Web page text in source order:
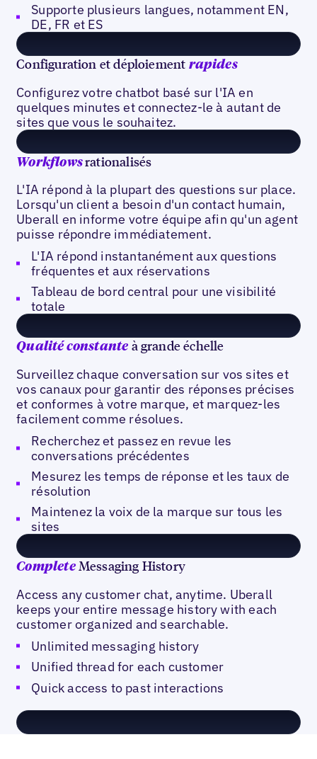
Supporte plusieurs langues, notamment EN,
DE, FR et ES
Configuration et déploiement rapides
Configurez votre chatbot basé sur l'IA en
quelques minutes et connectez-le à autant de
sites que vous le souhaitez.
Workflowsrationalisés
L'IA répond à la plupart des questions sur place.
Lorsqu'un client a besoin d'un contact humain,
Uberall en informe votre équipe afin qu'un agent
puisse répondre immédiatement.
L'IA répond instantanément aux questions
fréquentes et aux réservations
Tableau de bord central pour une visibilité
totale
Qualité constante à grande échelle
Surveillez chaque conversation sur vos sites et
vos canaux pour garantir des réponses précises
et conformes à votre marque, et marquez-les
facilement comme résolues.
Recherchez et passez en revue les
conversations précédentes
Mesurez les temps de réponse et les taux de
résolution
Maintenez la voix de la marque sur tous les
sites
CompleteMessaging History
Access any customer chat, anytime. Uberall
keeps your entire message history with each
customer organized and searchable.
Unlimited messaging history
Unified thread for each customer
Quick access to past interactions